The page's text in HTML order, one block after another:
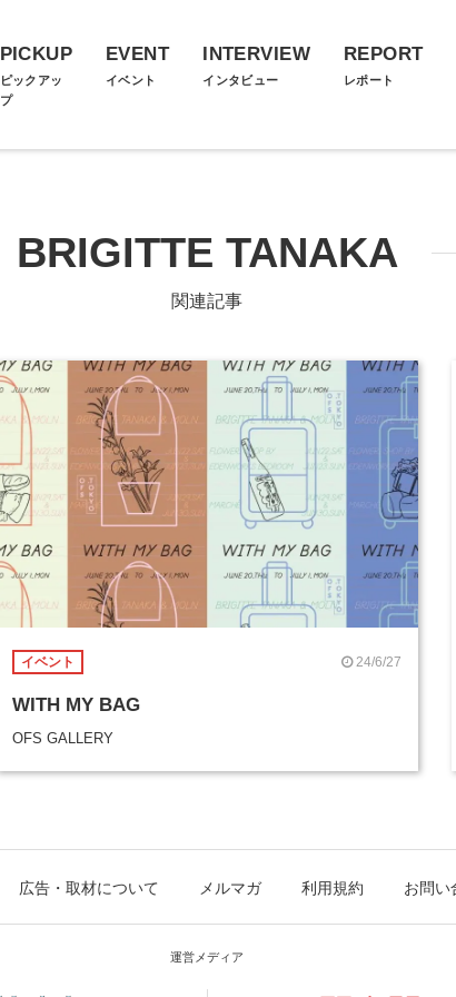
PICKUP
ピックアッ
プ
EVENT
イベント
INTERVIEW
インタビュー
REPORT
レポート
BRIGITTE TANAKA
関連記事
イベント 24/6/27
WITH MY BAG
OFS GALLERY
広告・取材について メルマガ 利用規約 お問い
運営メディア